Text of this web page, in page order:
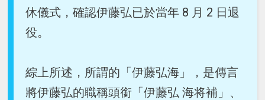
休儀式，確認伊藤弘已於當年 8 月 2 日退
役。
綜上所述，所謂的「伊藤弘海」，是傳言
將伊藤弘的職稱頭銜「伊藤弘 海将補」、